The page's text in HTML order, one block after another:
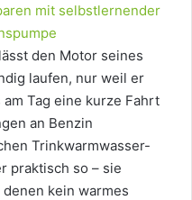
mit selbstlernender
den Motor seines
laufen, nur weil er
am Tag eine kurze Fahrt
an Benzin
Trinkwarmwasser-
praktisch so – sie
kein warmes